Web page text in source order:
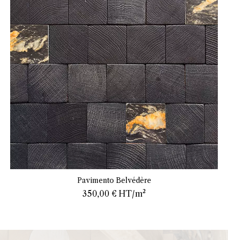
En savoir plus
Pavimento Belvédère
350,00 € HT/m²